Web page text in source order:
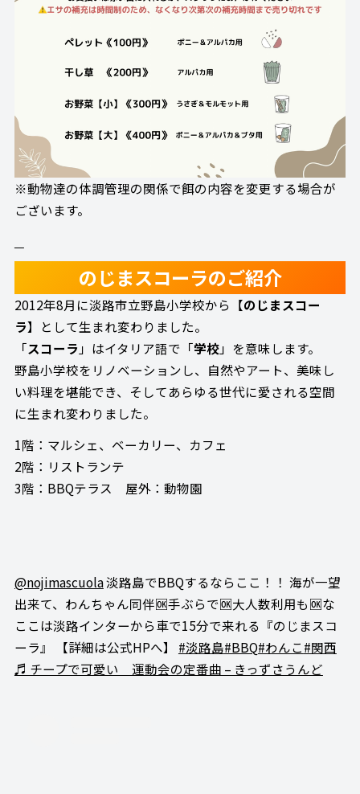
※動物達の体調管理の関係で餌の内容を変更する場合が
ございます。
のじまスコーラのご紹介
2012年8月に淡路市立野島小学校から【のじまスコー
ラ】として生まれ変わりました。
「スコーラ 」はイタリア語で「学校」を意味します。
野島小学校をリノベーションし、自然やアート、美味し
い料理を堪能でき、そしてあらゆる世代に愛される空間
に生まれ変わりました。
1階：マルシェ、ベーカリー、カフェ
2階：リストランテ
3階：BBQテラス 屋外：動物園
@nojimascuola淡路島でBBQするならここ！！ 海が一望
出来て、わんちゃん同伴🆗手ぶらで🆗大人数利用も🆗な
ここは淡路インターから車で15分で来れる『のじまスコ
ーラ』 【詳細は公式HPへ】 #淡路島#BBQ#わんこ#関西
♬ チープで可愛い 運動会の定番曲 – きっずさうんど